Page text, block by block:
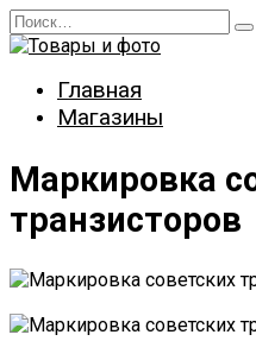
Перейти
к
Search
for:
Главная
Магазины
Маркировка
транзисторов